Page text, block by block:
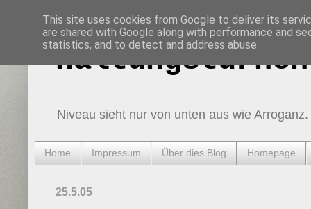
Haltungsturnen
Niveau sieht nur von unten aus wie Arroganz.
Home Impressum Über dies Blog Homepage
25.5.05
This site uses cookies from Google to deliver its
are shared with Google along with performance and
statistics, and to detect and address abuse.